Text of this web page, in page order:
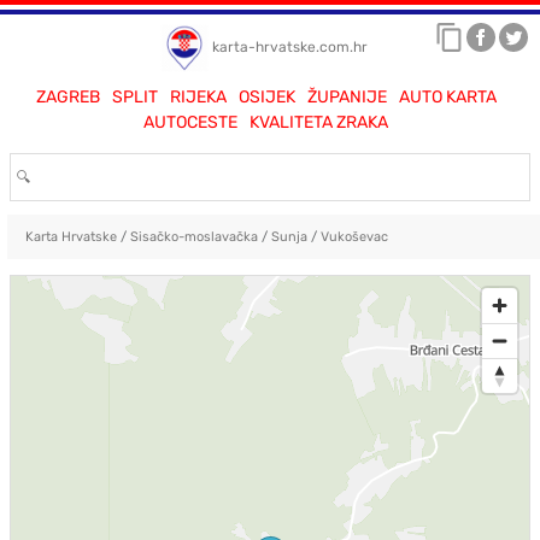
karta-hrvatske.com.hr
ZAGREB SPLIT RIJEKA OSIJEK ŽUPANIJE
AUTO KARTA
AUTOCESTE
KVALITETA ZRAKA
Karta Hrvatske/ Sisačko-moslavačka/ Sunja/ Vukoševac